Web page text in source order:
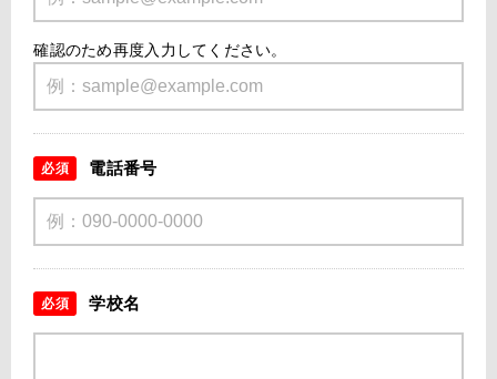
確認のため再度入力してください。
電話番号
必須
学校名
必須